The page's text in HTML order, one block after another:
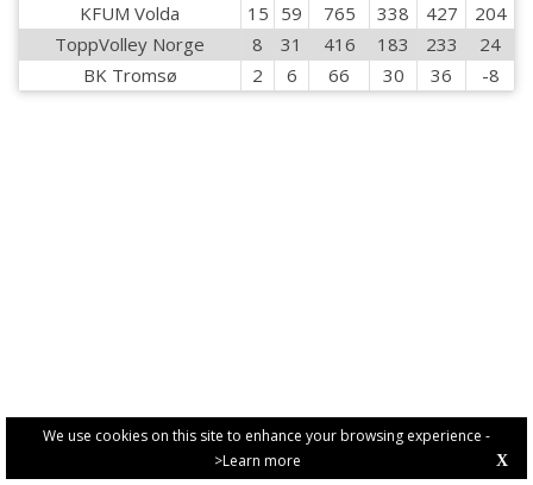
We use cookies on this site to enhance your browsing experience -
>Learn more
X
KFUM Volda
15 59 765 338 427
204
ToppVolley Norge
8 31 416 183 233
24
BK Tromsø
2 6 66 30 36 -8